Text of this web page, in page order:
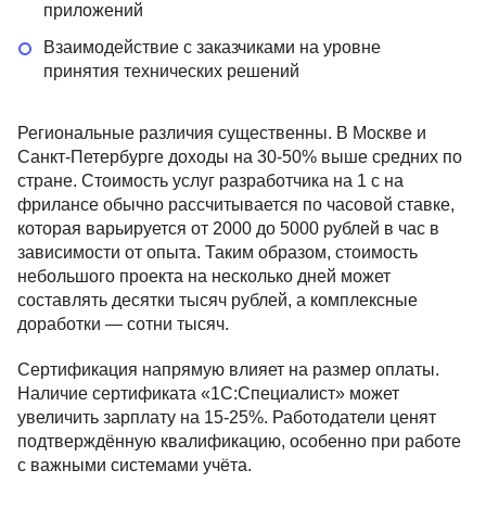
приложений
Взаимодействие с заказчиками на уровне
принятия технических решений
Региональные различия существенны. В Москве и
Санкт-Петербурге доходы на 30-50% выше средних по
стране. Стоимость услуг разработчика на 1 с на
фрилансе обычно рассчитывается по часовой ставке,
которая варьируется от 2000 до 5000 рублей в час в
зависимости от опыта. Таким образом, стоимость
небольшого проекта на несколько дней может
составлять десятки тысяч рублей, а комплексные
доработки — сотни тысяч.
Сертификация напрямую влияет на размер оплаты.
Наличие сертификата «1С:Специалист» может
увеличить зарплату на 15-25%. Работодатели ценят
подтверждённую квалификацию, особенно при работе
с важными системами учёта.